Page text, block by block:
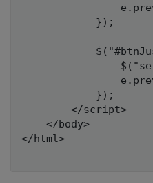
            });
            });
        </script>
    </body>
</html>